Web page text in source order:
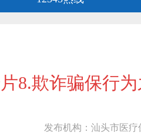
8.欺诈骗保行
发布机构：汕头市医疗